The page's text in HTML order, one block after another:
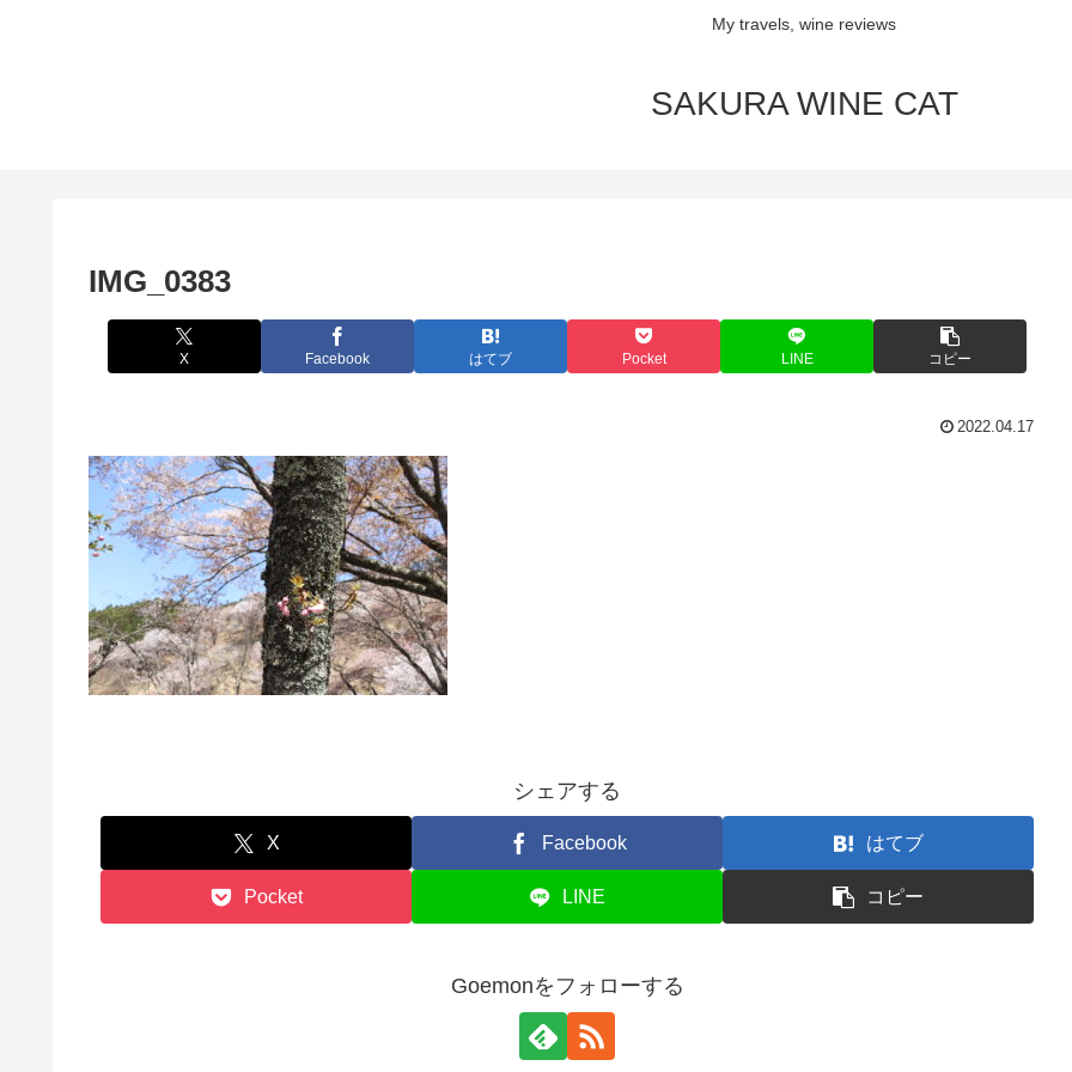
My travels, wine reviews
SAKURA WINE CAT
IMG_0383
X Facebook はてブ Pocket LINE コピー
2022.04.17
シェアする
X Facebook はてブ
Pocket LINE コピー
Goemonをフォローする